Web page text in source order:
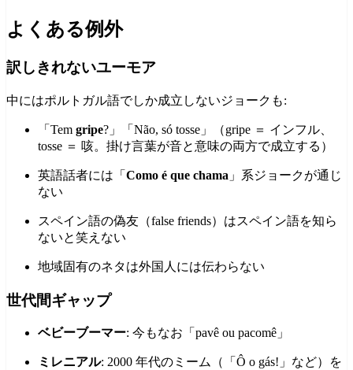
よくある例外
訳しきれないユーモア
中にはポルトガル語でしか成立しないジョークも:
「Tem gripe?」「Não, só tosse」（gripe ＝ インフル、
tosse ＝ 咳。掛け言葉が音と意味の両方で成立する）
英語話者には「 Como é que chama 」系ジョークが通じ
ない
スペイン語の偽友（false friends）はスペイン語を知ら
ないと笑えない
地域固有のネタは外国人には伝わらない
世代間ギャップ
ベビーブーマー: 今もなお「pavê ou pacomê」
ミレニアル: 2000 年代のミーム（「Ô o gás!」など）を